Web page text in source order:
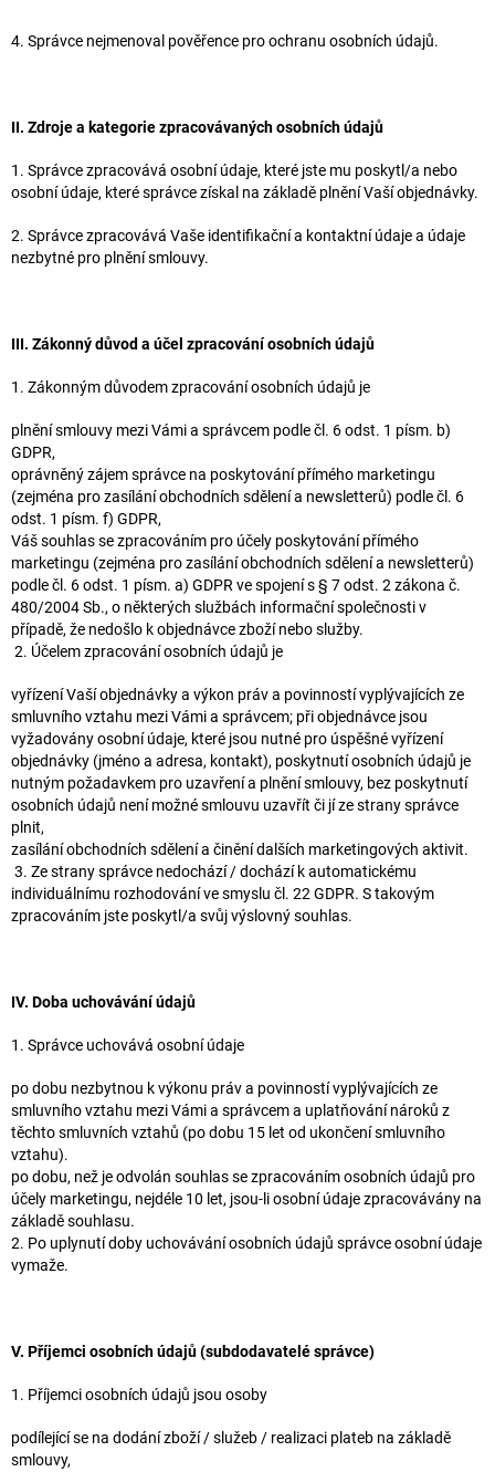
4. Správce nejmenoval pověřence pro ochranu osobních údajů.
II. Zdroje a kategorie zpracovávaných osobních údajů
1. Správce zpracovává osobní údaje, které jste mu poskytl/a nebo
osobní údaje, které správce získal na základě plnění Vaší objednávky.
2. Správce zpracovává Vaše identifikační a kontaktní údaje a údaje
nezbytné pro plnění smlouvy.
III. Zákonný důvod a účel zpracování osobních údajů
1. Zákonným důvodem zpracování osobních údajů je
plnění smlouvy mezi Vámi a správcem podle čl. 6 odst. 1 písm. b)
GDPR,
oprávněný zájem správce na poskytování přímého marketingu
(zejména pro zasílání obchodních sdělení a newsletterů) podle čl. 6
odst. 1 písm. f) GDPR,
Váš souhlas se zpracováním pro účely poskytování přímého
marketingu (zejména pro zasílání obchodních sdělení a newsletterů)
podle čl. 6 odst. 1 písm. a) GDPR ve spojení s § 7 odst. 2 zákona č.
480/2004 Sb., o některých službách informační společnosti v
případě, že nedošlo k objednávce zboží nebo služby.
2. Účelem zpracování osobních údajů je
vyřízení Vaší objednávky a výkon práv a povinností vyplývajících ze
smluvního vztahu mezi Vámi a správcem; při objednávce jsou
vyžadovány osobní údaje, které jsou nutné pro úspěšné vyřízení
objednávky (jméno a adresa, kontakt), poskytnutí osobních údajů je
nutným požadavkem pro uzavření a plnění smlouvy, bez poskytnutí
osobních údajů není možné smlouvu uzavřít či jí ze strany správce
plnit,
zasílání obchodních sdělení a činění dalších marketingových aktivit.
3. Ze strany správce nedochází / dochází k automatickému
individuálnímu rozhodování ve smyslu čl. 22 GDPR. S takovým
zpracováním jste poskytl/a svůj výslovný souhlas.
IV. Doba uchovávání údajů
1. Správce uchovává osobní údaje
po dobu nezbytnou k výkonu práv a povinností vyplývajících ze
smluvního vztahu mezi Vámi a správcem a uplatňování nároků z
těchto smluvních vztahů (po dobu 15 let od ukončení smluvního
vztahu).
po dobu, než je odvolán souhlas se zpracováním osobních údajů pro
účely marketingu, nejdéle 10 let, jsou-li osobní údaje zpracovávány na
základě souhlasu.
2. Po uplynutí doby uchovávání osobních údajů správce osobní údaje
vymaže.
V. Příjemci osobních údajů (subdodavatelé správce)
1. Příjemci osobních údajů jsou osoby
podílející se na dodání zboží / služeb / realizaci plateb na základě
smlouvy,